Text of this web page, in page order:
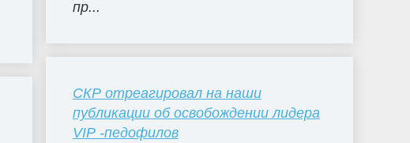
пр...
СКР отреагировал на наши
публикации об освобождении лидера
VIP -педофилов